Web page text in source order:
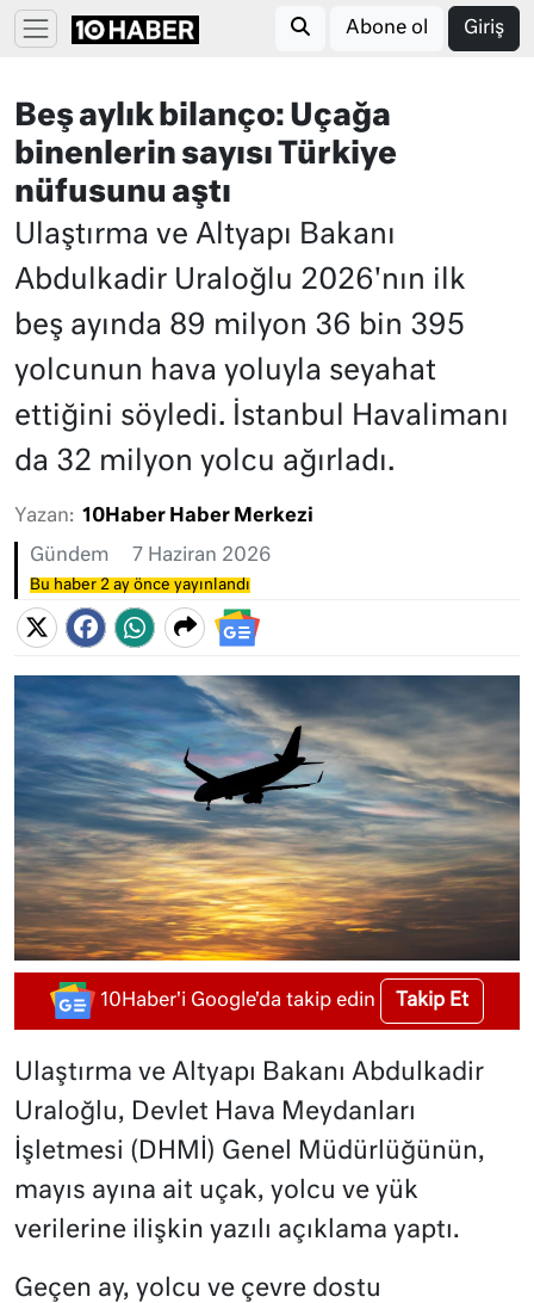
Abone ol Giriş
Beş aylık bilanço: Uçağa
binenlerin sayısı Türkiye
nüfusunu aştı
Ulaştırma ve Altyapı Bakanı
Abdulkadir Uraloğlu 2026'nın ilk
beş ayında 89 milyon 36 bin 395
yolcunun hava yoluyla seyahat
ettiğini söyledi. İstanbul Havalimanı
da 32 milyon yolcu ağırladı.
Yazan: 10Haber Haber Merkezi
Gündem 7 Haziran 2026
Bu haber 2 ay önce yayınlandı
10Haber'i Google'da takip edin Takip Et
Ulaştırma ve Altyapı Bakanı Abdulkadir
Uraloğlu, Devlet Hava Meydanları
İşletmesi (DHMİ) Genel Müdürlüğünün,
mayıs ayına ait uçak, yolcu ve yük
verilerine ilişkin yazılı açıklama yaptı.
Geçen ay, yolcu ve çevre dostu